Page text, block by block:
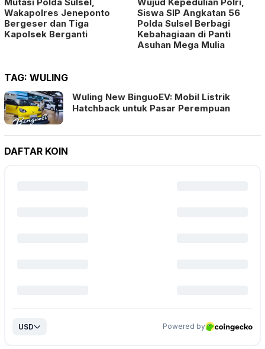
Wakapolres Jeneponto
Bergeser dan Tiga
Kapolsek Berganti
Siswa SIP Angkatan 56
Polda Sulsel Berbagi
Kebahagiaan di Panti
Asuhan Mega Mulia
TAG: WULING
Wuling New BinguoEV: Mobil Listrik
Hatchback untuk Pasar Perempuan
DAFTAR KOIN